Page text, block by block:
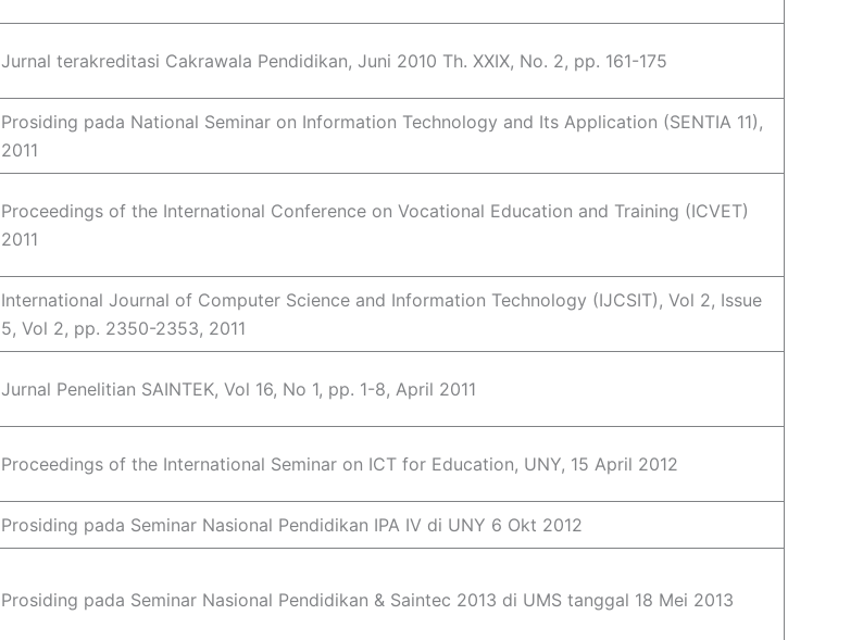
Jurnal terakreditasi Cakrawala Pendidikan, Juni 2010 Th. XXIX, No. 2, pp. 161-175
Prosiding pada National Seminar on Information Technology and Its Application (SENTIA 11),
2011
Proceedings of the International Conference on Vocational Education and Training (ICVET)
2011
International Journal of Computer Science and Information Technology (IJCSIT), Vol 2, Issue
5, Vol 2, pp. 2350-2353, 2011
Jurnal Penelitian SAINTEK, Vol 16, No 1, pp. 1-8, April 2011
Proceedings of the International Seminar on ICT for Education, UNY, 15 April 2012
Prosiding pada Seminar Nasional Pendidikan IPA IV di UNY 6 Okt 2012
Prosiding pada Seminar Nasional Pendidikan & Saintec 2013 di UMS tanggal 18 Mei 2013